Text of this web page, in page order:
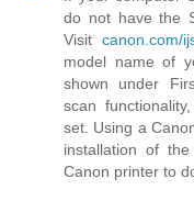
do not have the
Visit canon.com/
model name of
shown under
scan
set. Using a
installation of
Canon printer to